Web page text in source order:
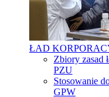
ŁAD
Zbiory zasad
PZU
Stosowanie
GPW